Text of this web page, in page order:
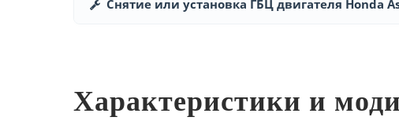
Снятие или установка ГБЦ двигателя Honda
Характеристики и